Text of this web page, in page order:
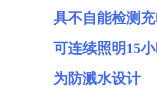
具不自能检测
可连续照明15
为防溅水设计